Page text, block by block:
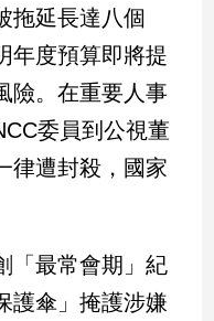
拖延長達八個
年度預算即將提
險。在重要人事
委員到公視董
律遭封殺，國家
「最常會期」紀
護傘」掩護涉嫌